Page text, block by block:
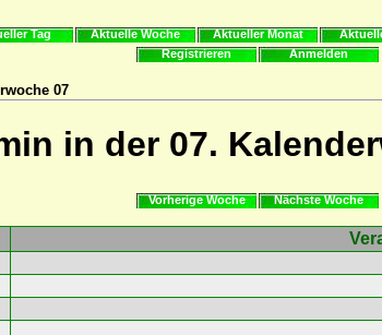
Tag Aktuelle Woche Aktueller Monat
Registrieren
Anmelden
07
in der 07.
Vorherige Woche Nächste Woche